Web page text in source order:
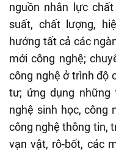
nguồn nhân lực
suất, chất lượng,
hướng tất cả các
mới công nghệ;
công nghệ ở trình độ
tư; ứng dụng những
nghệ sinh học, công
công nghệ thông tin,
vạn vật, rô-bốt, các